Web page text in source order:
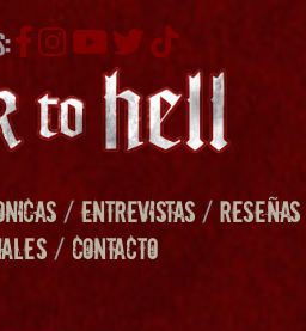
/ENTREVISTAS/RESEÑAS
/ CONTACTO